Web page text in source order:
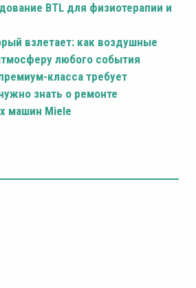
BTL для физиотерапии и
взлетает: как воздушные
любого события
класса требует
знать о ремонте
машин Miele